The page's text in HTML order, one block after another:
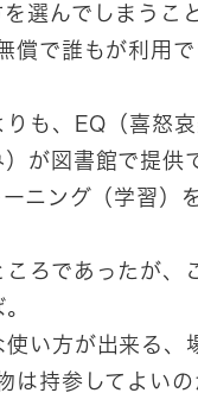
選んでしまう
償で誰もが利用
も、EQ（喜怒
が図書館で提
ニング（学習
ろであったが
い方が出来る
は持参してよい